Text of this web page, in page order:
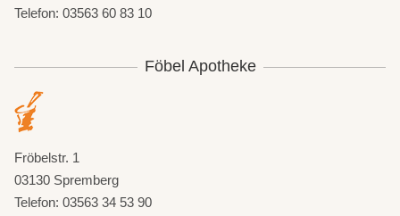
Telefon: 03563 60 83 10
Föbel Apotheke
Fröbelstr. 1
03130 Spremberg
Telefon: 03563 34 53 90